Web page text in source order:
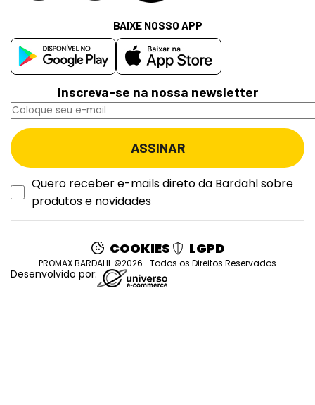
Inscreva-se na nossa newsletter
Quero receber e-mails direto da Bardahl sobre
produtos e novidades
BAIXE NOSSO APP
COOKIES LGPD
PROMAX BARDAHL ©2026- Todos os Direitos Reservados
Desenvolvido por: